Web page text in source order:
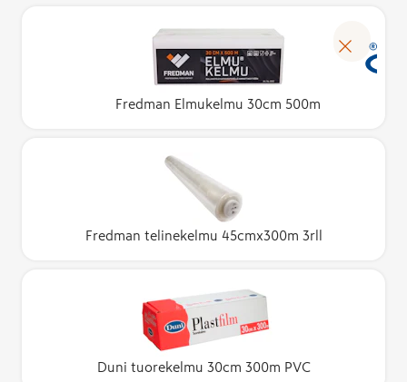
Fredman Elmukelmu 30cm 500m
Fredman telinekelmu 45cmx300m 3rll
Duni tuorekelmu 30cm 300m PVC